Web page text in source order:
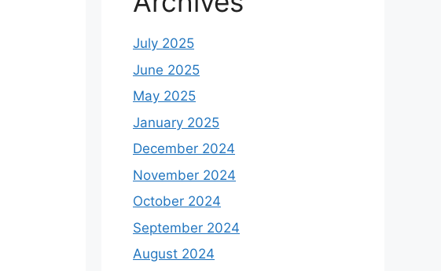
July 2025
June 2025
May 2025
January 2025
December 2024
November 2024
October 2024
September 2024
August 2024